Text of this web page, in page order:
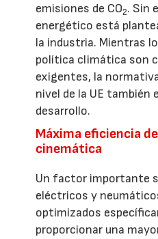
emisiones de CO2. Sin
energético está
la industria. Mientras
política climática son
exigentes, la
nivel de la UE también
desarrollo.
Máxima eficiencia
cinemática
Un factor importante
eléctricos y
optimizados
proporcionar una